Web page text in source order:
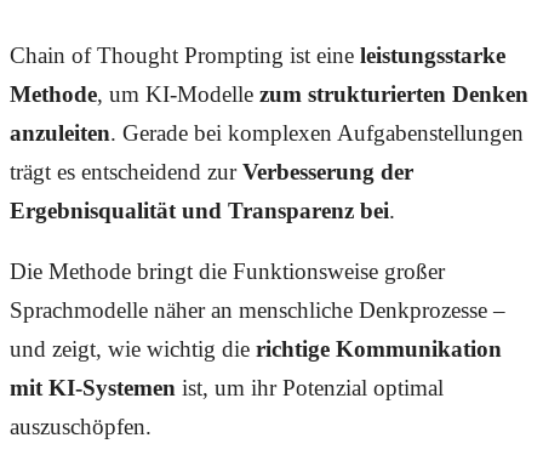
Chain of Thought Prompting ist eine leistungsstarke
Methode, um KI-Modelle zum strukturierten Denken
anzuleiten. Gerade bei komplexen Aufgabenstellungen
trägt es entscheidend zur Verbesserung der
Ergebnisqualität und Transparenz bei.
Die Methode bringt die Funktionsweise großer
Sprachmodelle näher an menschliche Denkprozesse –
und zeigt, wie wichtig die richtige Kommunikation
mit KI-Systemen ist, um ihr Potenzial optimal
auszuschöpfen.